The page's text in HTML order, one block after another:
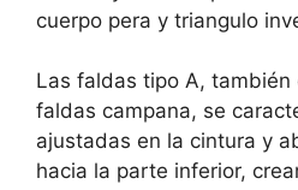
cuerpo pera y triangulo
Las faldas tipo A, también
faldas campana, se
ajustadas en la cintura y
hacia la parte inferior,